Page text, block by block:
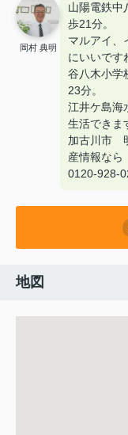
岡村 典明
山陽電鉄中
歩21分。
マルアイ、
にいいです
谷八木小学
23分。
江井ケ島海
生活できま
加古川市
産情報な
0120-928-
地図